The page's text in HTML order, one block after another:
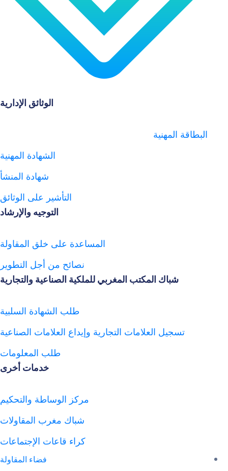
الوثائق الإدارية
المهنية
الشهادة المهنية
شهادة المنشأ
التأشير على الوثائق
التوجيه والإرشاد
المساعدة على خلق المقاولة
نصائح من أجل التطوير
شباك المكتب المغربي للملكية الصناعية والتجارية
طلب الشهادة السلبية
تسجيل العلامات التجارية وإيداع العلامات الصناعية
طلب المعلومات
خدمات أخرى
مركز الوساطة والتحكيم
شباك مغرب المقاولات
كراء قاعات الإجتماعات
فضاء المقاولة